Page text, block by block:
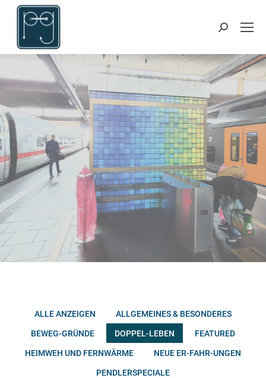
ALLE ANZEIGEN ALLGEMEINES & BESONDERES
BEWEG-GRÜNDE DOPPEL-LEBEN FEATURED
HEIMWEH UND FERNWÄRME NEUE ER-FAHR-UNGEN
PENDLERSPECIALE